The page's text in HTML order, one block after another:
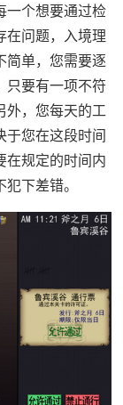
一个想要通过检
在问题，入境理
简单，您需要逐
只要有一项不符
外，您每天的工
于您在这段时间
在规定的时间内
下差错。